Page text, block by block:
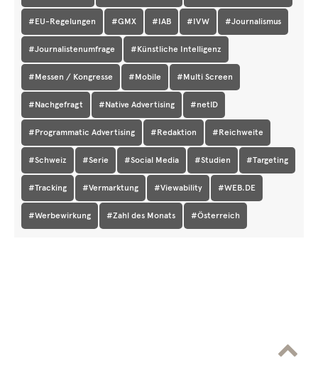
#EU-Regelungen #GMX #IAB #IVW #Journalismus
#Journalistenumfrage #Künstliche Intelligenz
#Messen / Kongresse #Mobile #Multi Screen
#Nachgefragt #Native Advertising #netID
#Programmatic Advertising #Redaktion #Reichweite
#Schweiz #Serie #Social Media #Studien #Targeting
#Tracking #Vermarktung #Viewability #WEB.DE
#Werbewirkung #Zahl des Monats #Österreich
